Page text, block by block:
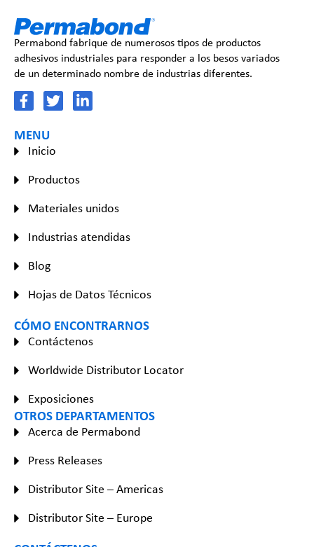
Permabond fabrique de numerosos tipos de productos
adhesivos industriales para responder a los besos variados
de un determinado nombre de industrias diferentes.
MENU
Inicio
Productos
Materiales unidos
Industrias atendidas
Blog
Hojas de Datos Técnicos
CÓMO ENCONTRARNOS
Contáctenos
Worldwide Distributor Locator
Exposiciones
OTROS DEPARTAMENTOS
Acerca de Permabond
Press Releases
Distributor Site – Americas
Distributor Site – Europe